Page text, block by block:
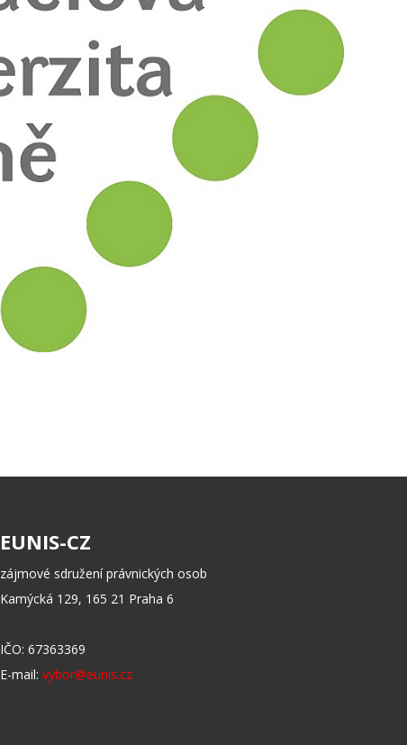
EUNIS-CZ
zájmové sdružení právnických osob
Kamýcká 129, 165 21 Praha 6
IČO: 67363369
E-mail: vybor@eunis.cz